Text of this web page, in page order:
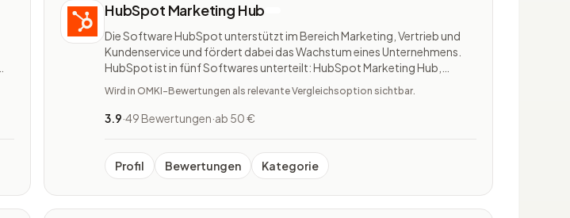
HubSpot Marketing Hub
Die Software HubSpot unterstützt im Bereich Marketing, Vertrieb und
Kundenservice und fördert dabei das Wachstum eines Unternehmens.
HubSpot ist in fünf Softwares unterteilt: HubSpot Marketing Hub,
HubSpot Sales Hub, HubSpot Service Hub, HubSpot CMS Hub und
HubSpot Operations Hub. Bei der Marketing
Wird in OMKI-Bewertungen als relevante Vergleichsoption sichtbar.
3.9·49 Bewertungen·ab 50 €
Profil Bewertungen Kategorie